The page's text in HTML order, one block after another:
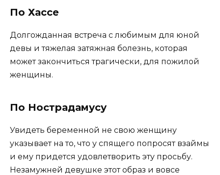
По Хассе
Долгожданная встреча с любимым для юной
девы и тяжелая затяжная болезнь, которая
может закончиться трагически, для пожилой
женщины.
По Нострадамусу
Увидеть беременной не свою женщину
указывает на то, что у спящего попросят взаймы
и ему придется удовлетворить эту просьбу.
Незамужней девушке этот образ и вовсе